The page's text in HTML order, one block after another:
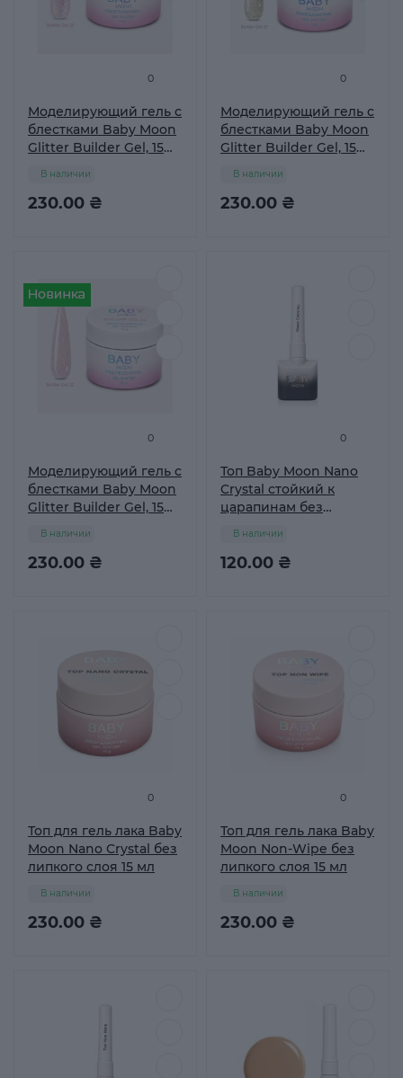
0
Моделирующий гель с
блестками Baby Moon
Glitter Builder Gel, 15
230.00 ₴
В наличии
0
Моделирующий гель с
блестками Baby Moon
Glitter Builder Gel, 15
230.00 ₴
В наличии
0
Моделирующий гель с
блестками Baby Moon
Glitter Builder Gel, 15
230.00 ₴
В наличии
0
Топ Baby Moon Nano
Crystal стойкий к
царапинам без
120.00 ₴
В наличии
0
Топ для гель лака Baby
Moon Nano Crystal без
липкого слоя 15 мл
230.00 ₴
В наличии
0
Топ для гель лака Baby
Moon Non-Wipe без
липкого слоя 15 мл
230.00 ₴
В наличии